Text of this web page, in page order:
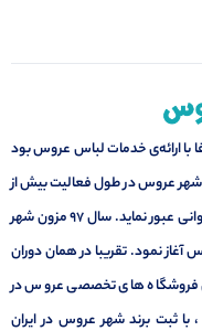
ارائه‌ی خدمات لباس عروس بود
به کار کرد. مزون شهر عروس در طول فعالیت بیش از
هشت ساله خود توانسته که از فراز و نشیب‌های فراوانی عبور نماید. سال ۹۷ مزون شهر
آغاز نمود. تقریبا در همان دوران
فروشگاه های تخصصی عروس در
ثبت برند شهر عروس در ایران